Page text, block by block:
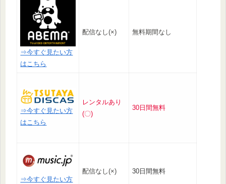
⇒今すぐ見たい方
はこちら
配信なし(×) 無料期間なし
⇒今すぐ見たい方
はこちら
レンタルあり
(〇)
30日間無料
⇒今すぐ見たい方
配信なし(×) 30日間無料